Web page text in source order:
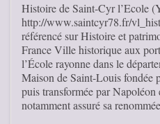
Histoire de Saint-Cyr l’Ecole
http://www.saintcyr78.fr/
référencé sur Histoire et
France Ville historique aux
l’École rayonne dans le
Maison de Saint-Louis fondée
puis transformée par
notamment assuré sa